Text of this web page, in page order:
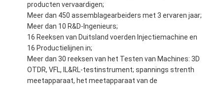
producten vervaardigen;
Meer dan 450 assemblagearbeiders met 3 ervaren jaar;
Meer dan 10 R&D-Ingenieurs;
16 Reeksen van Duitsland voerden Injectiemachine en
16 Productielijnen in;
Meer dan 30 reeksen van het Testen van Machines: 3D
OTDR, VFL, IL&RL-testinstrument; spannings strenth
meetapparaat, het meetapparaat van de